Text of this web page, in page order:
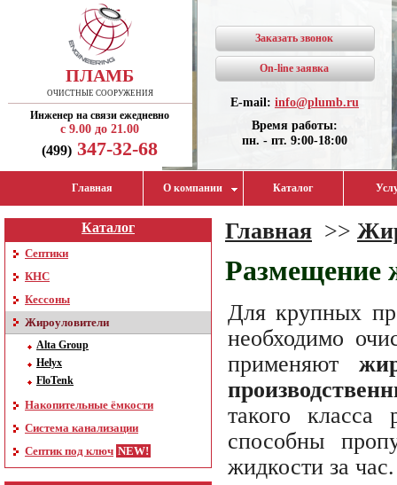
ПЛАМБ
ОЧИСТНЫЕ СООРУЖЕНИЯ
Инженер на связи ежедневно
с 9.00 до 21.00
(499) 347-32-68
Заказать звонок
On-line заявка
E-mail: info@plumb.ru
Время работы:
пн. - пт. 9:00-18:00
Главная О компании Каталог
Каталог
Септики
КНС
Кессоны
Жироуловители
Alta Group
Helyx
FloTenk
Накопительные ёмкости
Система канализации
Септик под ключ
Главная >>
Размещение
Для крупных
необходимо
применяют
такого
способны
жидкости за час.